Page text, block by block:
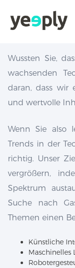
Wussten Sie,
wachsenden
daran, dass wir
und wertvolle
Wenn Sie also
Trends in der
richtig. Unser
vergrößern,
Spektrum
Suche nach
Themen einen
Künstliche
Maschinelles